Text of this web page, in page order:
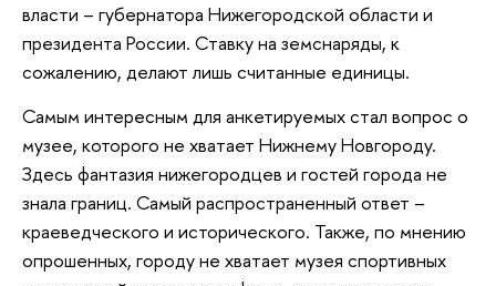
власти – губернатора Нижегородской области и
президента России. Ставку на земснаряды, к
сожалению, делают лишь считанные единицы.
Самым интересным для анкетируемых стал вопрос о
музее, которого не хватает Нижнему Новгороду.
Здесь фантазия нижегородцев и гостей города не
знала границ. Самый распространенный ответ –
краеведческого и исторического. Также, по мнению
опрошенных, городу не хватает музея спортивных